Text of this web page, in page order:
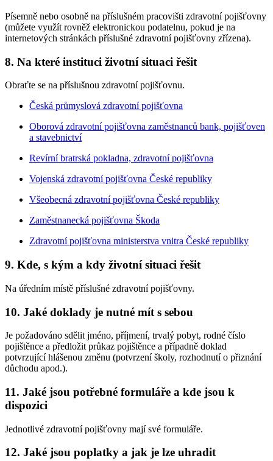
Písemně nebo osobně na příslušném pracovišti zdravotní pojišťovny
(můžete využít rovněž elektronickou podatelnu, pokud je na
internetových stránkách příslušné zdravotní pojišťovny zřízena).
8. Na které instituci životní situaci řešit
Obraťte se na příslušnou zdravotní pojišťovnu.
Česká průmyslová zdravotní pojišťovna
Oborová zdravotní pojišťovna zaměstnanců bank, pojišťoven
a stavebnictví
Revírní bratrská pokladna, zdravotní pojišťovna
Vojenská zdravotní pojišťovna České republiky
Všeobecná zdravotní pojišťovna České republiky
Zaměstnanecká pojišťovna Škoda
Zdravotní pojišťovna ministerstva vnitra České republiky
9. Kde, s kým a kdy životní situaci řešit
Na úředním místě příslušné zdravotní pojišťovny.
10. Jaké doklady je nutné mít s sebou
Je požadováno sdělit jméno, příjmení, trvalý pobyt, rodné číslo
pojištěnce a předložit průkaz pojištěnce a případně doklad
potvrzující hlášenou změnu (potvrzení školy, rozhodnutí o přiznání
důchodu apod.).
11. Jaké jsou potřebné formuláře a kde jsou k
dispozici
Jednotlivé zdravotní pojišťovny mají své formuláře.
12. Jaké jsou poplatky a jak je lze uhradit